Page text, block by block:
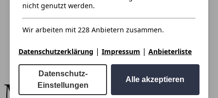
nicht genutzt werden.
Wir arbeiten mit 228 Anbietern zusammen.
Datenschutzerklärung | Impressum | Anbieterliste
Datenschutz-
Einstellungen
Alle akzeptieren